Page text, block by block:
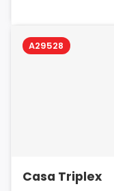
A29528
Casa Triplex